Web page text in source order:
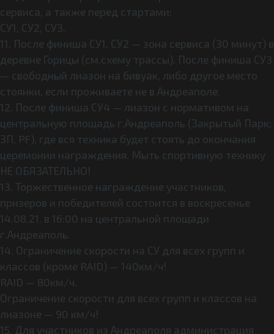
сервиса, а также перед стартами:
СУ1, СУ2, СУ3.
11. После финиша СУ1, СУ2 — зона сервиса (30 минут) в
деревне Горицы (см.схему трассы). После финиша СУ3
— свободный лиазон на бивуак, либо другое место
стоянки, если проживаете не в Андреаполе.
12. После финиша СУ4 — лиазон с нормативом на
центральную площадь г.Андреаполь (Закрытый Парк;
ЗП, PF), где вся техника будет стоять до окончания
церемонии награждения. Мыть спортивную технику
НЕ ОБЯЗАТЕЛЬНО!
13. Торжественное награждение участников,
призеров и победителей состоится в воскресенье
14.08.21. в 16:00 на центральной площади
г.Андреаполь.
14. Ограничение скорости на СУ для всех групп и
классов (кроме RAID) — 140км/ч!
RAID — 80км/ч.
Ограничение скорости для всех групп и классов на
лиазоне — 90 км/ч!
15. Для участников из Андреаполя администрация